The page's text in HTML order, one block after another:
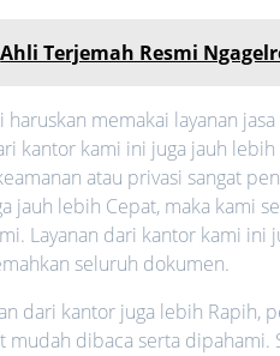
Ahli Terjemah Resmi
haruskan memakai layanan
kantor kami ini juga jauh
atau privasi sangat
jauh lebih Cepat, maka kami
Layanan dari kantor kami ini
seluruh dokumen.
dari kantor juga lebih Rapih,
mudah dibaca serta